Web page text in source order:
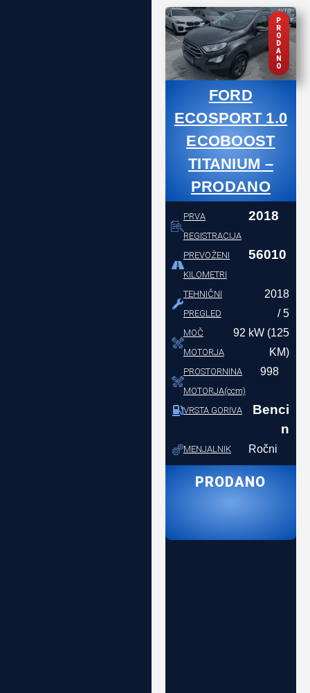
P
R
O
D
A
N
O
FORD
ECOSPORT 1.0
ECOBOOST
TITANIUM –
PRODANO
PRVA
REGISTRACIJA
2018
PREVOŽENI
KILOMETRI
56010
TEHNIČNI
PREGLED
2018
/ 5
MOČ
MOTORJA
92 kW (125
KM)
PROSTORNINA
MOTORJA(ccm)
998
VRSTA GORIVA
Benci
n
MENJALNIK Ročni
PRODANO